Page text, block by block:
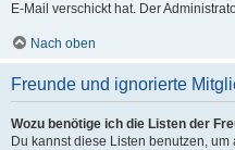
E-Mail verschickt hat. Der
Nach oben
Freunde und ignorierte
Wozu benötige ich die Listen der
Du kannst diese Listen benutzen,